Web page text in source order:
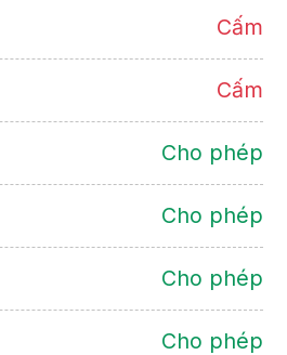
Cấm
Cấm
Cho phép
Cho phép
Cho phép
Cho phép